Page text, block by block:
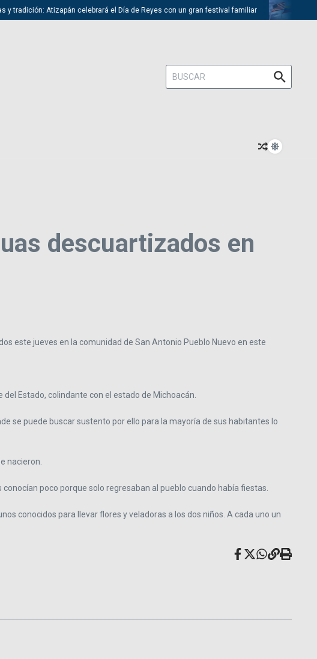
Atizapán celebrará el Día de Reyes con un gran festival familiar
Buscar:
descuartizados en
este jueves en la comunidad de San Antonio Pueblo Nuevo en este
Estado, colindante con el estado de Michoacán.
se puede buscar sustento por ello para la mayoría de sus habitantes lo
nacieron.
poco porque solo regresaban al pueblo cuando había fiestas.
conocidos para llevar flores y veladoras a los dos niños. A cada uno un